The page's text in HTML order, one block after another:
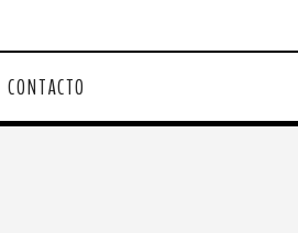
CONTACTO